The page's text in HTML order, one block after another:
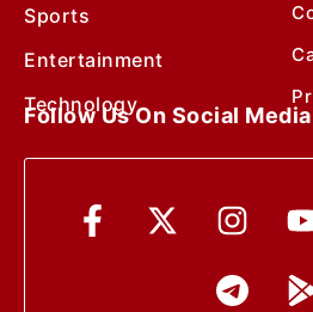
Sports
Entertainment
Technology
Follow Us On Social Media